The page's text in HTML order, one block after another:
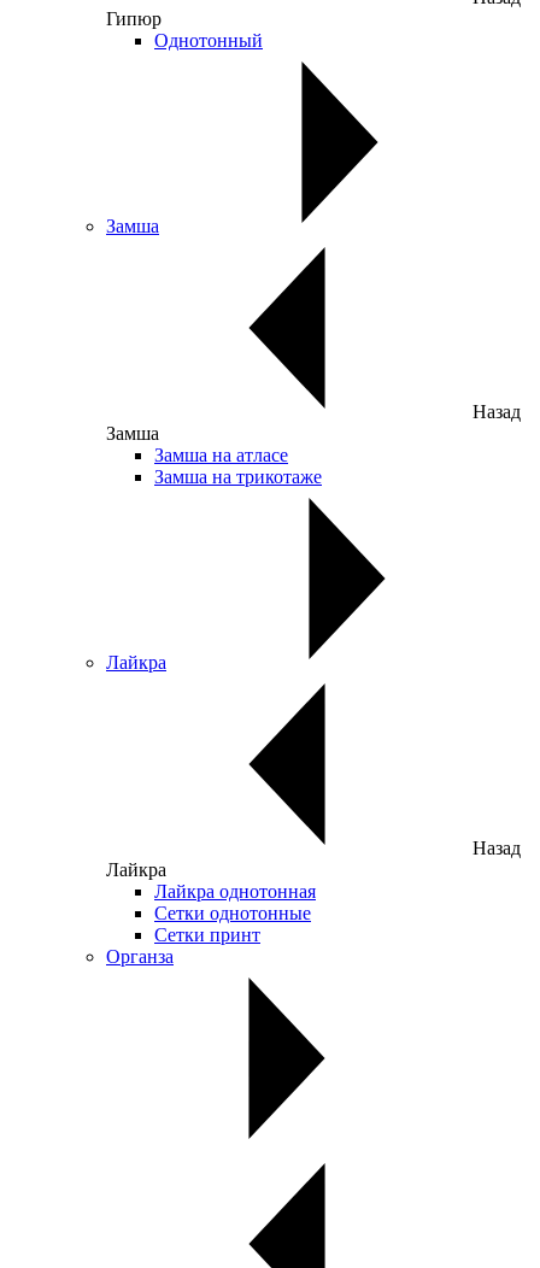
Гипюр
Однотонный
Замша
Назад
Замша
Замша на атласе
Замша на трикотаже
Лайкра
Назад
Лайкра
Лайкра однотонная
Сетки однотонные
Сетки принт
Органза